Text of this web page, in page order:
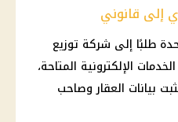
إلى قانوني
طلبًا إلى شركة توزيع
الإلكترونية المتاحة،
بيانات العقار وصاحب